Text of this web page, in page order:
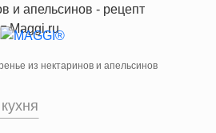
из нектаринов и апельсинов